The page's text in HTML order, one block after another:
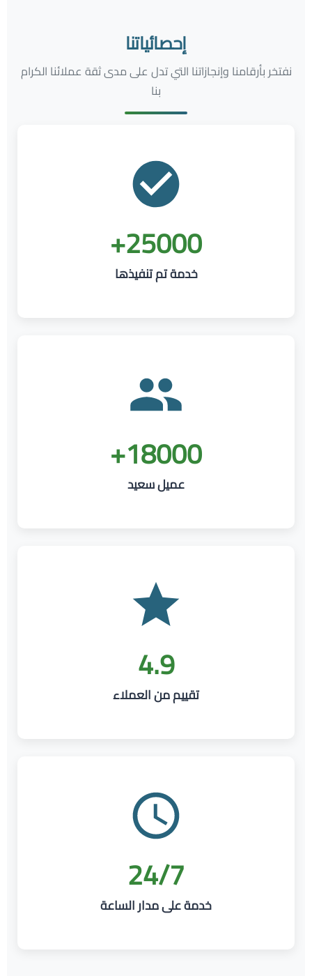
إحصائياتنا
نفتخر بأرقامنا وإنجازاتنا التي تدل على مدى ثقة عملائنا الكرام
بنا
25000+
خدمة تم تنفيذها
18000+
عميل سعيد
4.9
تقييم من العملاء
24/7
خدمة على مدار الساعة